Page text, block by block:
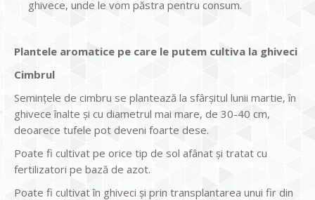
ghivece, unde le vom păstra pentru consum.
Plantele aromatice pe care le putem cultiva la ghiveci
Cimbrul
Seminţele de cimbru se plantează la sfârşitul lunii martie, în
ghivece înalte şi cu diametrul mai mare, de 30-40 cm,
deoarece tufele pot deveni foarte dese.
Poate fi cultivat pe orice tip de sol afânat şi tratat cu
fertilizatori pe bază de azot.
Poate fi cultivat în ghiveci şi prin transplantarea unui fir din